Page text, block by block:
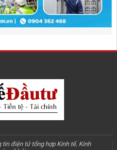
điện tử tổng hợp Kinh tế, Kinh